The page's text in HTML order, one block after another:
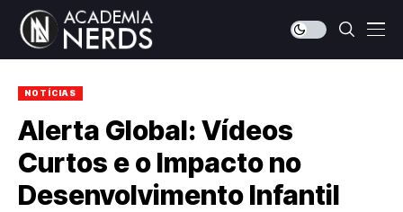
NOTÍCIAS
Alerta Global: Vídeos
Curtos e o Impacto no
Desenvolvimento Infantil